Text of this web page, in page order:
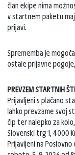
član ekipe nima
v startnem paketu
prijavi.
Sprememba je
ostale prijavne
PREVZEM STARTNIH
Prijavljeni s plačano
lahko prevzame svoj
čip ter nalepko za
Slovenski trg 1, 4000
Prijavljeni na